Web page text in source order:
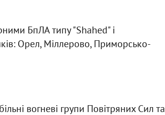
БпЛА типу "Shahed" і
Орел, Міллерово, Приморсько-
вогневі групи Повітряних Сил та